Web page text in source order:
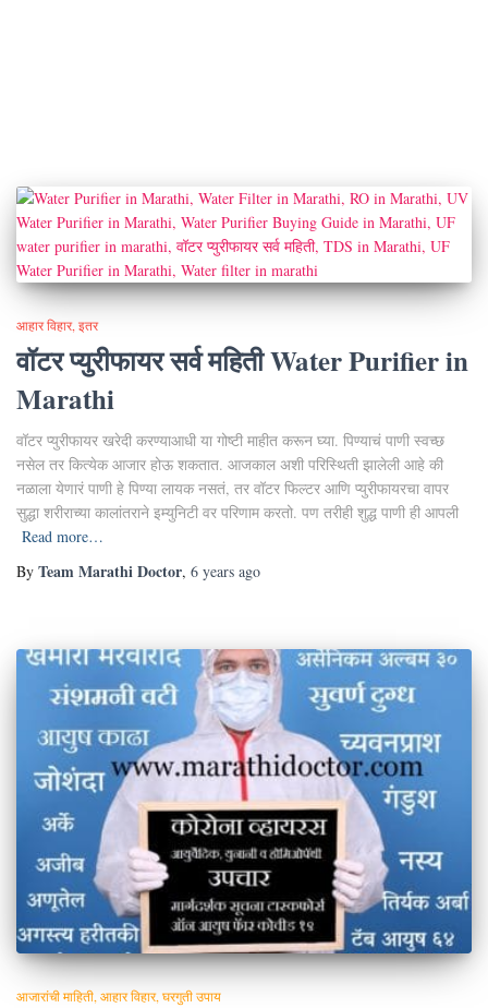
आहार विहार इतर
वॉटर प्युरीफायर सर्व महिती Water Purifier in
Marathi
वॉटर प्युरीफायर खरेदी करण्याआधी या गोष्टी माहीत करून घ्या. पिण्याचं पाणी स्वच्छ
नसेल तर कित्येक आजार होऊ शकतात. आजकाल अशी परिस्थिती झालेली आहे की
नळाला येणारं पाणी हे पिण्या लायक नसतं, तर वॉटर फिल्टर आणि प्युरीफायरचा वापर
सुद्धा शरीराच्या कालांतराने इम्युनिटी वर परिणाम करतो. पण तरीही शुद्ध पाणी ही आपली
Read more…
By Team Marathi Doctor, 6 years ago
आजारांची माहिती आहार विहार घरगुती उपाय